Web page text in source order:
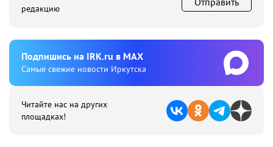
редакцию
Подпишиcь на IRK.ru в MAX
Cамые свежие новости Иркутска
Читайте нас на других
площадках!